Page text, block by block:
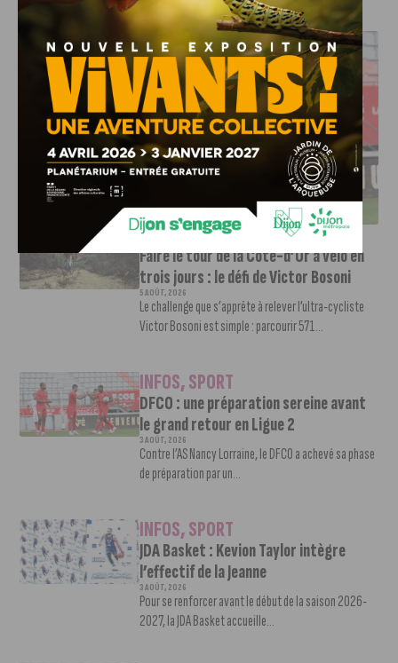
J'AIME LE DFCO
DFCO : UNE PRÉPARATION SEREINE AVANT LE GRAND
RETOUR EN LIGUE 2
INFOS,SPORT
Faire le tour de la Côte-d’Or à vélo en
trois jours : le défi de Victor Bosoni
5 AOÛT, 2026
Le challenge que s’apprête à relever l’ultra-cycliste
Victor Bosoni est simple : parcourir 571...
INFOS,SPORT
DFCO : une préparation sereine avant
le grand retour en Ligue 2
3 AOÛT, 2026
Contre l’AS Nancy Lorraine, le DFCO a achevé sa phase
de préparation par un...
INFOS,SPORT
JDA Basket : Kevion Taylor intègre
l’effectif de la Jeanne
3 AOÛT, 2026
Pour se renforcer avant le début de la saison 2026-
2027, la JDA Basket accueille...